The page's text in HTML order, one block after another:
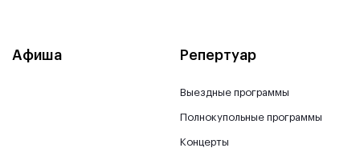
Афиша Репертуар
Выездные программы
Полнокупольные программы
Концерты